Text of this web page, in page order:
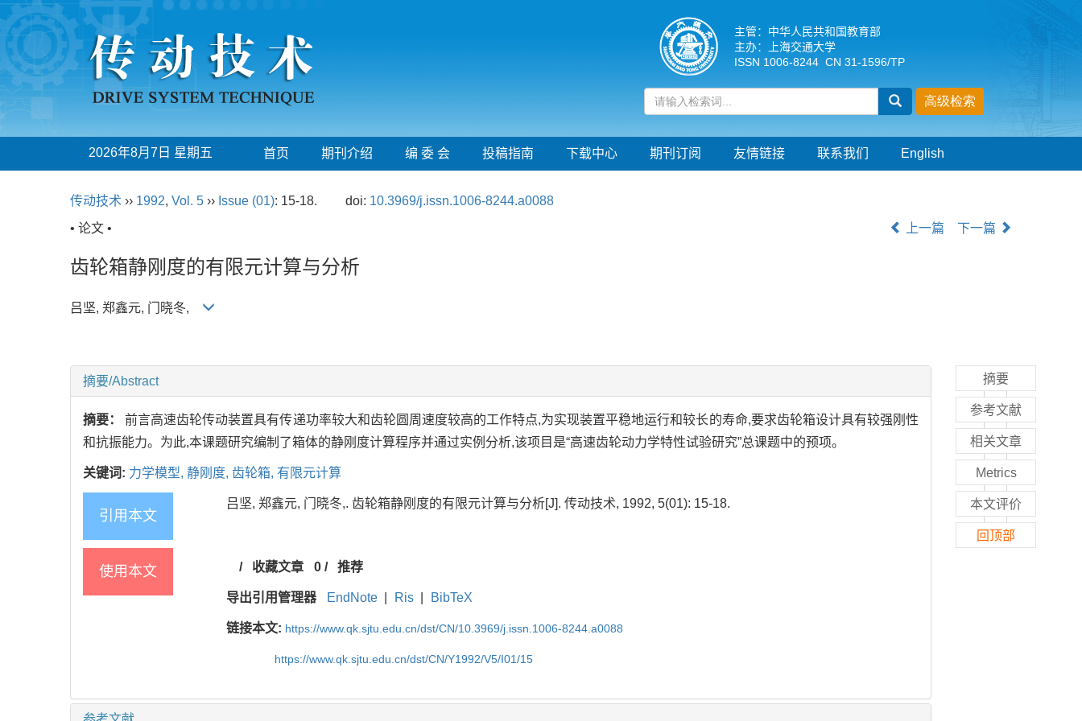
主管：中华人民共和国教育部
主办：上海交通大学
ISSN 1006-8244 CN 31-1596/TP
2026年8月7日 星期五 首页 期刊介绍 编 委 会 投稿指南 下载中心 期刊订阅 友情链接 联系我们 English
传动技术 ›› 1992, Vol. 5 ›› Issue (01): 15-18. doi: 10.3969/j.issn.1006-8244.a0088
• 论文 •
上一篇 下一篇
齿轮箱静刚度的有限元计算与分析
吕坚, 郑鑫元, 门晓冬,
摘要/Abstract
摘要：前言高速齿轮传动装置具有传递功率较大和齿轮圆周速度较高的工作特点,为实现装置平稳地运行和较长的寿命,要求齿轮箱设计具有较强刚性
和抗振能力。为此,本课题研究编制了箱体的静刚度计算程序并通过实例分析,该项目是“高速齿轮动力学特性试验研究”总课题中的预项。
关键词: 力学模型, 静刚度, 齿轮箱, 有限元计算
引用本文
吕坚, 郑鑫元, 门晓冬,. 齿轮箱静刚度的有限元计算与分析[J]. 传动技术, 1992, 5(01): 15-18.
使用本文 / 收藏文章 0/ 推荐
导出引用管理器 EndNote Ris BibTeX
链接本文: https://www.qk.sjtu.edu.cn/dst/CN/10.3969/j.issn.1006-8244.a0088
https://www.qk.sjtu.edu.cn/dst/CN/Y1992/V5/I01/15
摘要
参考文献
相关文章
Metrics
本文评价
回顶部